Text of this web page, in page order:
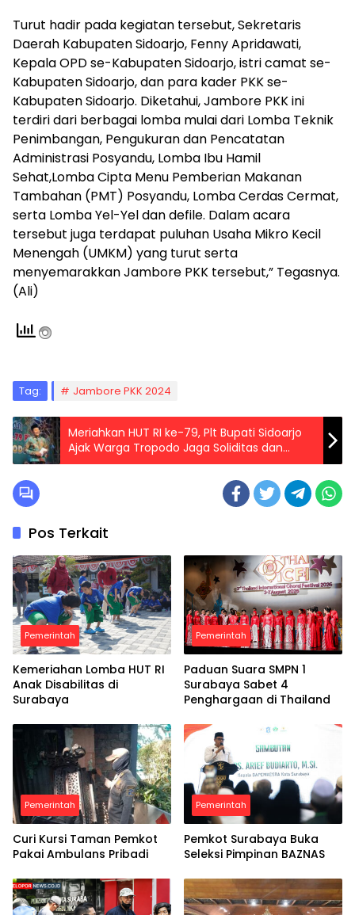
Turut hadir pada kegiatan tersebut, Sekretaris
Daerah Kabupaten Sidoarjo, Fenny Apridawati,
Kepala OPD se-Kabupaten Sidoarjo, istri camat se-
Kabupaten Sidoarjo, dan para kader PKK se-
Kabupaten Sidoarjo. Diketahui, Jambore PKK ini
terdiri dari berbagai lomba mulai dari Lomba Teknik
Penimbangan, Pengukuran dan Pencatatan
Administrasi Posyandu, Lomba Ibu Hamil
Sehat,Lomba Cipta Menu Pemberian Makanan
Tambahan (PMT) Posyandu, Lomba Cerdas Cermat,
serta Lomba Yel-Yel dan defile. Dalam acara
tersebut juga terdapat puluhan Usaha Mikro Kecil
Menengah (UMKM) yang turut serta
menyemarakkan Jambore PKK tersebut,” Tegasnya.
(Ali)
Tag: Jambore PKK 2024
Meriahkan HUT RI ke-79, Plt Bupati Sidoarjo
Ajak Warga Tropodo Jaga Soliditas dan
kondusifitas
Pos Terkait
Pemerintah
Kemeriahan Lomba HUT RI
Anak Disabilitas di
Surabaya
Pemerintah
Paduan Suara SMPN 1
Surabaya Sabet 4
Penghargaan di Thailand
Pemerintah
Curi Kursi Taman Pemkot
Pakai Ambulans Pribadi
Pemerintah
Pemkot Surabaya Buka
Seleksi Pimpinan BAZNAS